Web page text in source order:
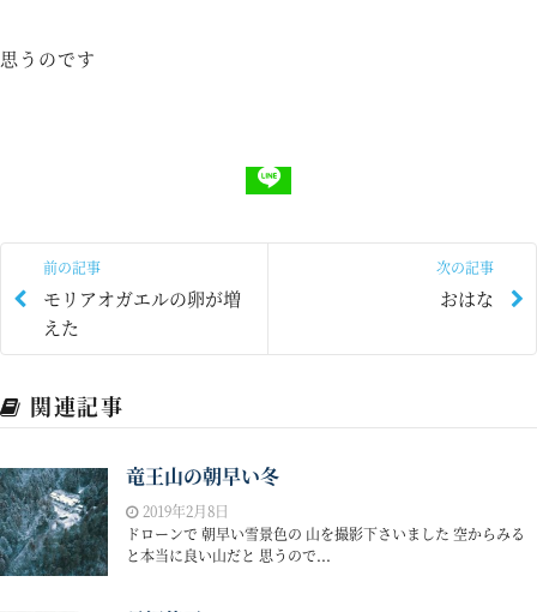
思うのです
前の記事
モリアオガエルの卵が増
えた
次の記事
おはな
関連記事
竜王山の朝早い冬
2019年2月8日
ドローンで 朝早い雪景色の 山を撮影下さいました 空からみる
と本当に良い山だと 思うので...